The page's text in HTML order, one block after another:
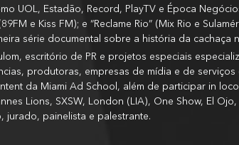
UOL, Estadão, Record, PlayTV e Época
e Kiss FM); e “Reclame Rio” (Mix Rio e
série documental sobre a história da cachaça
escritório de PR e projetos especiais
produtoras, empresas de mídia e de
da Miami Ad School, além de participar in
Lions, SXSW, London (LIA), One Show, El
jurado, painelista e palestrante.